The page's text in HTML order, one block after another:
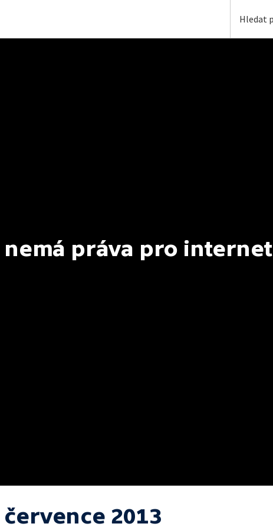
nemá práva pro internet
července 2013